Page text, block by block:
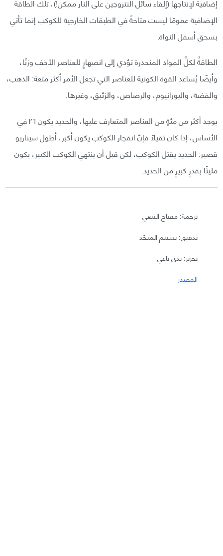
الإضافية عمومًا ليست متاحةً في الطبقات الخارجية للكوكب إنما تأتي
بسحق أسفل النواة.
الطاقةُ لكلِّ المواد المنحدرة تؤدي إلى انصهارٍ للعناصر الأخف وزنًا،
وأيضًا يُساعد القوة الكونية للعناصر التي تجعل الأمر أكثر متعة: الذهب،
والفضة، واليورانيوم، والرصاص، والزئبق، وغيرها.
يوجد أكثر من مئةٍ من العناصر المتعارف عليها، والحديد يكون ٢٦ في
الأساس، إذا كان ثقيلًا فإنَّ انفجار الكوكب يكون أكبر، أطول سيناريو
قصير: الحديد يقتل الكوكب، لكن قبل أن ينتهي الكوكب الكبير، يكون
مليئًا بقدرٍ كبيرٍ من الحديد.
ترجمة: مفتاح التيغي
تدقيق: تسنيم المنجّد
تحرير: ندى ياغي
المصدر